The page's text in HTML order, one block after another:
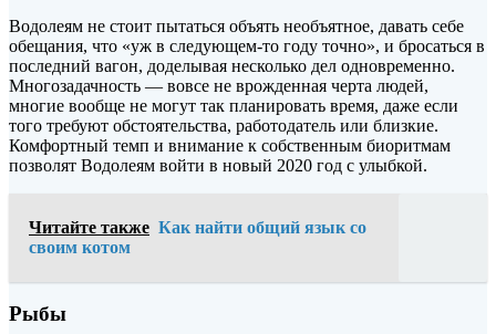
Водолеям не стоит пытаться объять необъятное, давать себе
обещания, что «уж в следующем-то году точно», и бросаться в
последний вагон, доделывая несколько дел одновременно.
Многозадачность — вовсе не врожденная черта людей,
многие вообще не могут так планировать время, даже если
того требуют обстоятельства, работодатель или близкие.
Комфортный темп и внимание к собственным биоритмам
позволят Водолеям войти в новый 2020 год с улыбкой.
Читайте также Как найти общий язык со
своим котом
Рыбы